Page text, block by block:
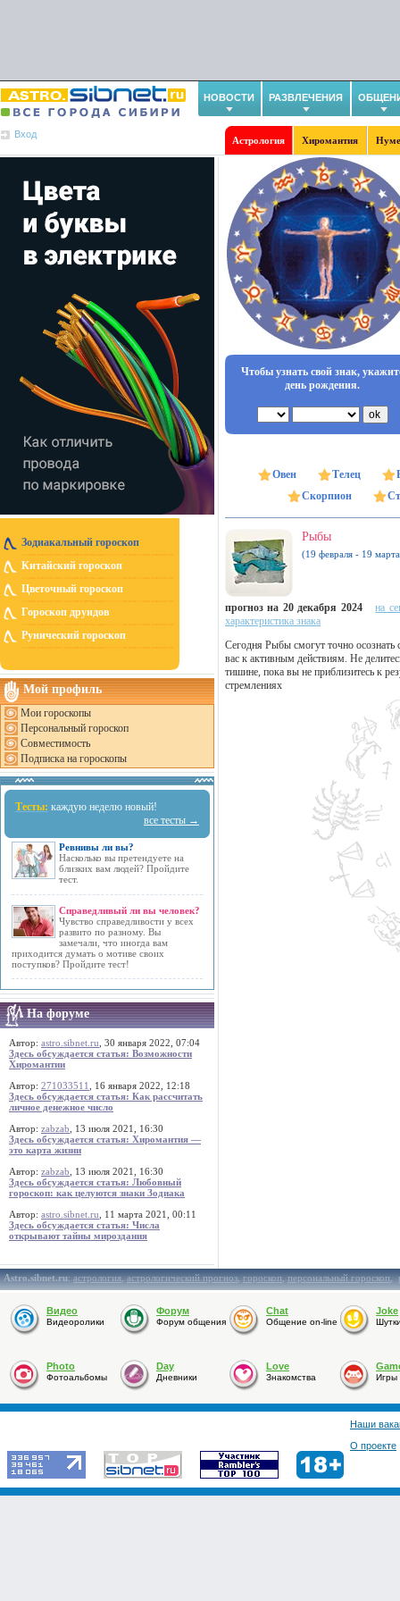
НОВОСТИ РАЗВЛЕЧЕНИЯ
Вход
Астрология Хиромантия
Зодиакальный гороскоп
Китайский гороскоп
Цветочный гороскоп
Гороскоп друидов
Рунический гороскоп
Мой профиль
Мои гороскопы
Персональный гороскоп
Совместимость
Подписка на гороскопы
Тесты: каждую неделю новый!
все тесты →
Ревнивы ли вы?
Насколько вы претендуете на
близких вам людей? Пройдите
тест.
Справедливый ли вы человек?
Чувство справедливости у всех
развито по разному. Вы
замечали, что иногда вам
приходится думать о мотиве своих
поступков? Пройдите тест!
На форуме
Автор: astro.sibnet.ru , 30 января 2022, 07:04
Здесь обсуждается статья: Возможности
Хиромантии
Автор: 271033511
, 16 января 2022, 12:18
Здесь обсуждается статья: Как рассчитать
личное денежное число
Автор: zabzab , 13 июля 2021, 16:30
Здесь обсуждается статья: Хиромантия —
это карта жизни
Автор: zabzab , 13 июля 2021, 16:30
Здесь обсуждается статья: Любовный
гороскоп: как целуются знаки Зодиака
Автор: astro.sibnet.ru , 11 марта 2021, 00:11
Здесь обсуждается статья: Числа
открывают тайны мироздания
Чтобы узнать свой знак,
день рождения.
Овен Телец
Скорпион
Рыбы
(19 февраля - 19
прогноз на 20 декабря 2024
на
характеристика знака
Сегодня Рыбы смогут точно осознать
вас к активным действиям. Не
тишине, пока вы не приблизитесь к
стремлениях
Astro.sibnet.ru:астрология,астрологический прогноз,гороскоп,персональный гороскоп,
Видео
Видеоролики
Форум
Форум общения
Chat
Общение on-line
Joke
Photo
Фотоальбомы
Day
Дневники
Love
Знакомства Игры
Наши
О проекте